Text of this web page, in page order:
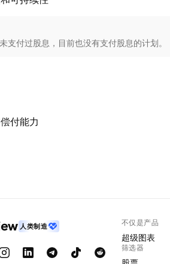
支付过股息，目前也没有支付股息的计划。
付能力
人类制造 不仅是产品
超级图表
筛选器